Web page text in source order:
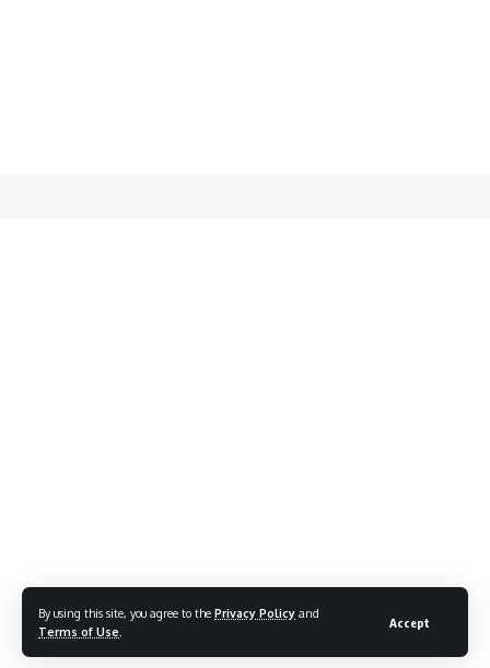
By using this site, you agree to the Privacy Policy and
Terms of Use
Accept